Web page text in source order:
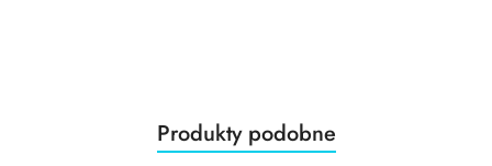
Pomiń karuzelę produktów
Produkty
Produkty podobne